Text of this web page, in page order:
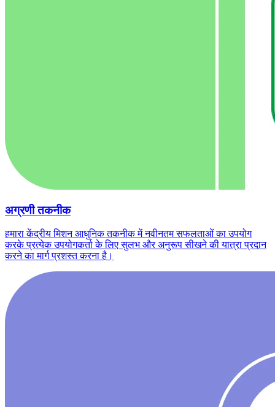
अग्रणी तकनीक
हमारा केंद्रीय मिशन आधुनिक तकनीक में नवीनतम सफलताओं का उपयोग
करके प्रत्येक उपयोगकर्ता के लिए सुलभ और अनुरूप सीखने की यात्रा प्रदान
करने का मार्ग प्रशस्त करना है।